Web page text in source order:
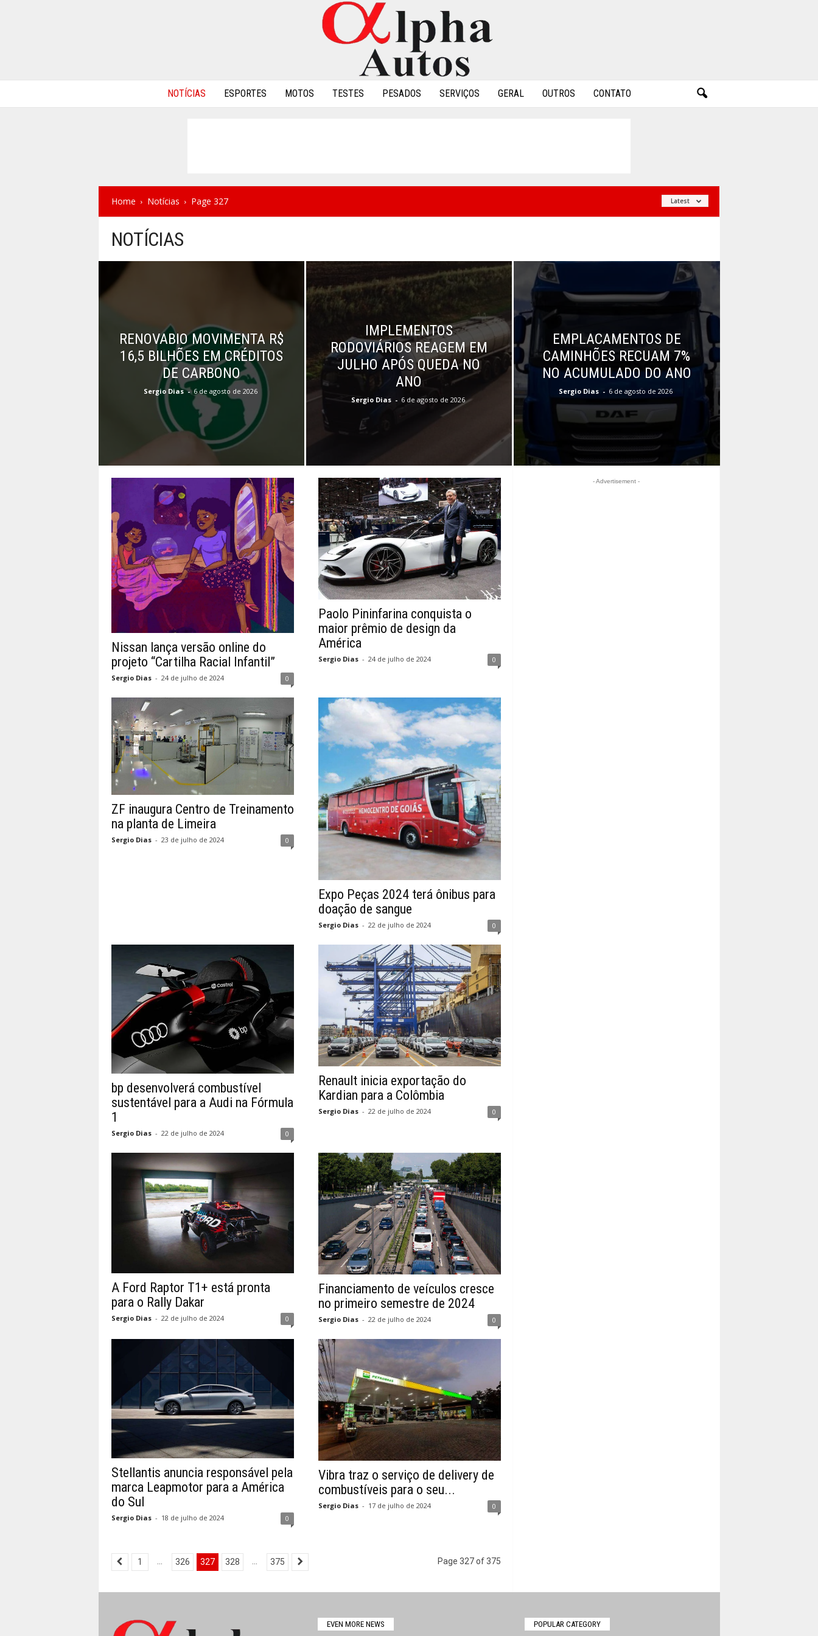
NOTÍCIAS ESPORTES MOTOS TESTES PESADOS SERVIÇOS GERAL OUTROS CONTATO
Home Notícias Page 327 Latest
NOTÍCIAS
RENOVABIO MOVIMENTA R$
16,5 BILHÕES EM CRÉDITOS
DE CARBONO
Sergio Dias - 6 de agosto de 2026
IMPLEMENTOS
RODOVIÁRIOS REAGEM EM
JULHO APÓS QUEDA NO
ANO
Sergio Dias - 6 de agosto de 2026
EMPLACAMENTOS DE
CAMINHÕES RECUAM 7%
NO ACUMULADO DO ANO
Sergio Dias - 6 de agosto de 2026
Nissan lança versão online do
projeto “Cartilha Racial Infantil”
Sergio Dias - 24 de julho de 2024 0
Paolo Pininfarina conquista o
maior prêmio de design da
América
Sergio Dias - 24 de julho de 2024 0
ZF inaugura Centro de Treinamento
na planta de Limeira
Sergio Dias - 23 de julho de 2024 0
Expo Peças 2024 terá ônibus para
doação de sangue
Sergio Dias - 22 de julho de 2024 0
bp desenvolverá combustível
sustentável para a Audi na Fórmula
1
Sergio Dias - 22 de julho de 2024 0
Renault inicia exportação do
Kardian para a Colômbia
Sergio Dias - 22 de julho de 2024 0
A Ford Raptor T1+ está pronta
para o Rally Dakar
Sergio Dias - 22 de julho de 2024 0
Financiamento de veículos cresce
no primeiro semestre de 2024
Sergio Dias - 22 de julho de 2024 0
Stellantis anuncia responsável pela
marca Leapmotor para a América
do Sul
Sergio Dias - 18 de julho de 2024 0
Vibra traz o serviço de delivery de
combustíveis para o seu...
Sergio Dias - 17 de julho de 2024 0
1 326 327 328 375 Page 327 of 375
- Advertisement -
EVEN MORE NEWS POPULAR CATEGORY